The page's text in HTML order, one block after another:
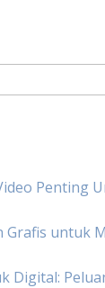
Penting
Grafis untuk
Digital: